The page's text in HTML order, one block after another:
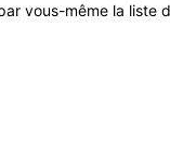
vous-même la